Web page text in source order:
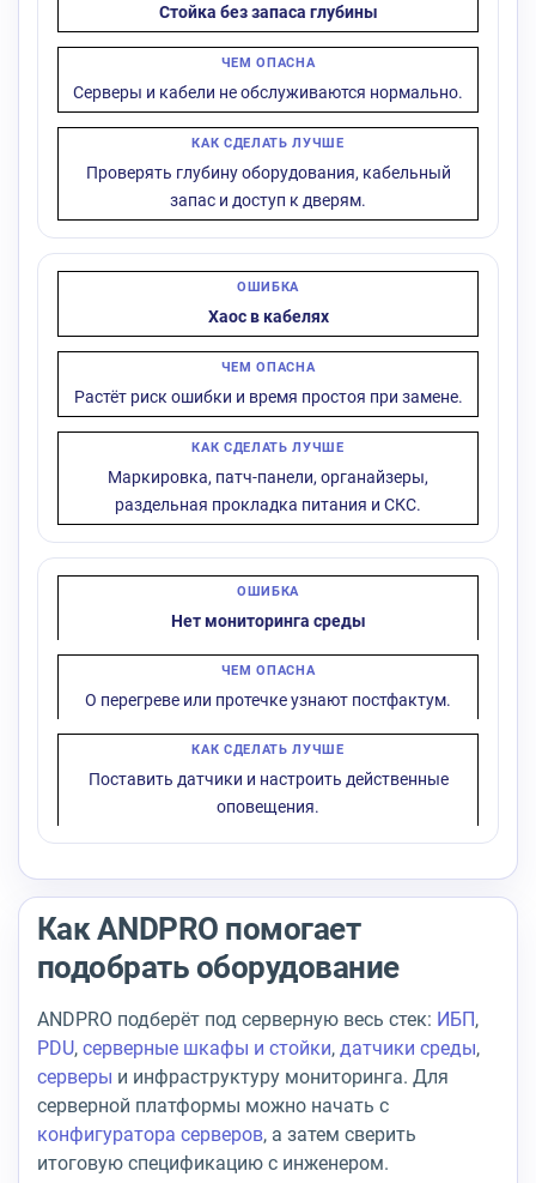
Стойка без запаса глубины
Серверы и кабели не обслуживаются нормально.
Проверять глубину оборудования, кабельный
запас и доступ к дверям.
Хаос в кабелях
Растёт риск ошибки и время простоя при замене.
Маркировка, патч-панели, органайзеры,
раздельная прокладка питания и СКС.
Нет мониторинга среды
О перегреве или протечке узнают постфактум.
Поставить датчики и настроить действенные
оповещения.
Как ANDPRO помогает
подобрать оборудование
ANDPRO подберёт под серверную весь стек: ИБП,
PDU, серверные шкафы и стойки, датчики среды,
серверы и инфраструктуру мониторинга. Для
серверной платформы можно начать с
конфигуратора серверов, а затем сверить
итоговую спецификацию с инженером.